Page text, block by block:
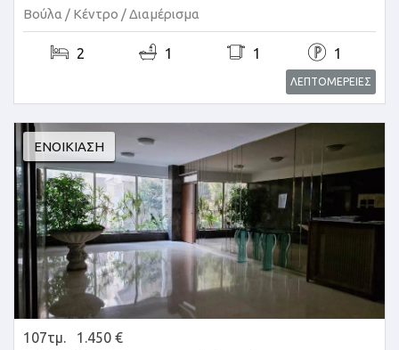
Βούλα / Κέντρο /Διαμέρισμα
2 1 1 1
ΛΕΠΤΟΜΕΡΕΙΕΣ
ΕΝΟΙΚΊΑΣΗ
107τμ. 1.450 €